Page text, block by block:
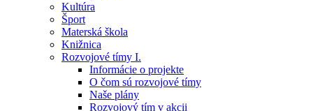
Kultúra
Šport
Materská škola
Knižnica
Rozvojové tímy I.
Informácie o projekte
O čom sú rozvojové tímy
Naše plány
Rozvojový tím v akcii